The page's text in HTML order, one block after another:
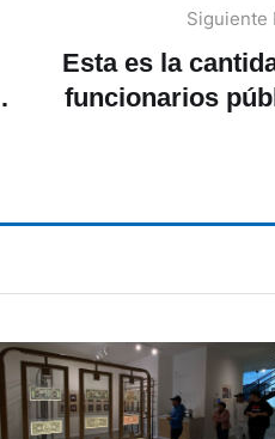
Siguiente
Esta es la
funcionarios